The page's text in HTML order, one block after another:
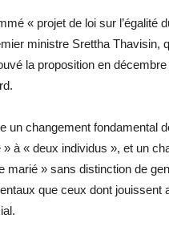
« projet de loi sur l’égalité
ministre Srettha
la proposition en
un changement fondamental
à « deux individus », et un
marié » sans distinction de
que ceux dont